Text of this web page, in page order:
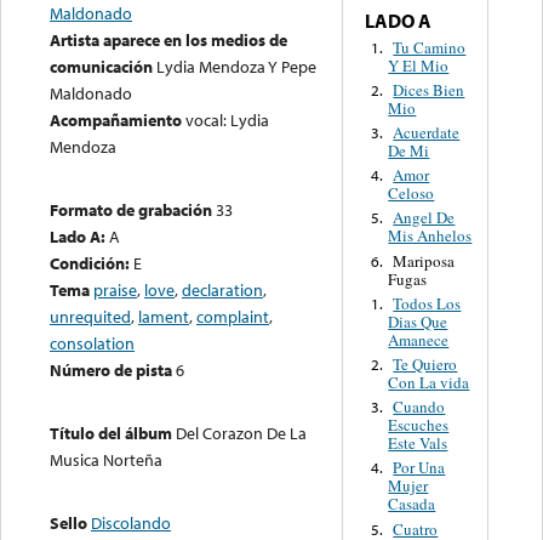
Maldonado
Artista aparece en los medios de
comunicación Lydia Mendoza Y Pepe
Maldonado
Acompañamientovocal: Lydia
Mendoza
Formato de grabación33
Lado A:A
Condición: E
Tema praise, love,declaration,
unrequited, lament,complaint,
consolation
Número de pista6
Título del álbum Del Corazon De La
Musica Norteña
Sello Discolando
LADO A
1. Tu Camino
Y El Mio
2. Dices Bien
Mio
3. Acuerdate
De Mi
4. Amor
Celoso
5. Angel De
Mis Anhelos
6. Mariposa
Fugas
1. Todos Los
Dias Que
Amanece
2. Te Quiero
Con La vida
3. Cuando
Escuches
Este Vals
4. Por Una
Mujer
Casada
5. Cuatro